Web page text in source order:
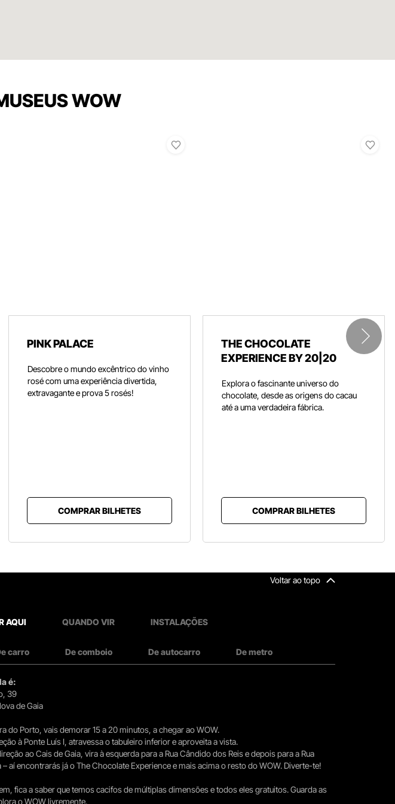
WOW
PINK PALACE
Descobre o mundo excêntrico do vinho
rosé com uma experiência divertida,
extravagante e prova 5 rosés!
COMPRAR BILHETES
THE CHOCOLATE
EXPERIENCE BY 20|20
Explora o fascinante universo do
chocolate, desde as origens do cacau
até a uma verdadeira fábrica.
COMPRAR BILHETES
Voltar ao topo
AQUI QUANDO VIR INSTALAÇÕES
carro De comboio De autocarro De metro
é:
39
de Gaia
do Porto, vais demorar 15 a 20 minutos, a chegar ao WOW.
à Ponte Luís I, atravessa o tabuleiro inferior e aproveita a vista.
ao Cais de Gaia, vira à esquerda para a Rua Cândido dos Reis e depois para a Rua
– aí encontrarás já o The Chocolate Experience e mais acima o resto do WOW. Diverte-te!
fica a saber que temos cacifos de múltiplas dimensões e todos eles gratuitos. Guarda as
o WOW livremente.